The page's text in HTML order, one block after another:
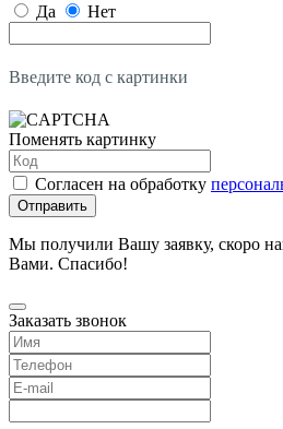
Да Нет
Введите код с картинки
Поменять картинку
Согласен на обработку
Отправить
Мы получили Вашу заявку, скоро
Вами. Спасибо!
Заказать звонок